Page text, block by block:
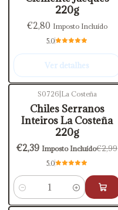
220g
€2,80 Imposto Incluído
5.0
Ver detalhes
DESCONTO
S0726 La Costeña
Chiles Serranos
Inteiros La Costeña
220g
€2,39 Imposto Incluído€2,99
5.0
Quantidade